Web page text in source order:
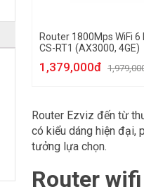
Router 1800Mps WiFi 6
CS-RT1 (AX3000, 4GE)
1,379,000đ
Router Ezviz đến từ
có kiểu dáng hiện đại,
tưởng lựa chọn.
Router